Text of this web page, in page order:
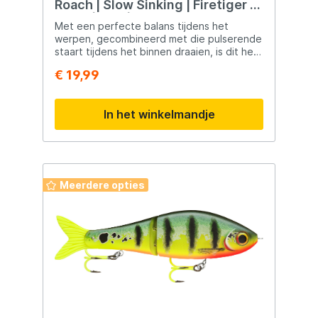
Roach | Slow Sinking | Firetiger |
18cm | 90g | Swimbait
Met een perfecte balans tijdens het
werpen, gecombineerd met die pulserende
staart tijdens het binnen draaien, is dit het
grote roofvis! Uniek hard kunstaas 3D-scan
Zowel snel als langzaam in te halen Slow
het werpen
€ 19,99
In het winkelmandje
Meerdere opties